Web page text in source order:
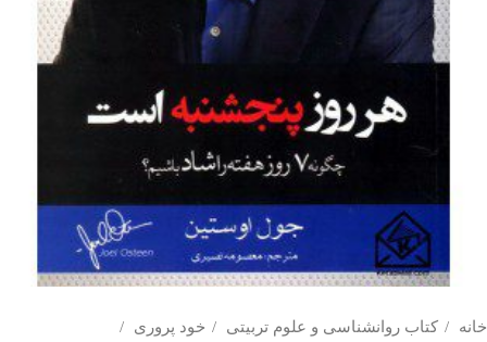
خانه کتاب روانشناسی و علوم تربیتی
خود پروری